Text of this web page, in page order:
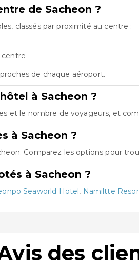
de Sacheon ?
classés par proximité au centre :
centre
de chaque aéroport.
à Sacheon ?
et le nombre de voyageurs, et
à Sacheon ?
Comparez les options pour
à Sacheon ?
Seaworld Hotel, Namiltte
des